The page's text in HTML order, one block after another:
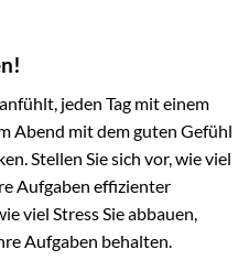
jeden Tag mit einem
Abend mit dem guten Gefühl
Stellen Sie sich vor, wie viel
Aufgaben effizienter
viel Stress Sie abbauen,
Aufgaben behalten.